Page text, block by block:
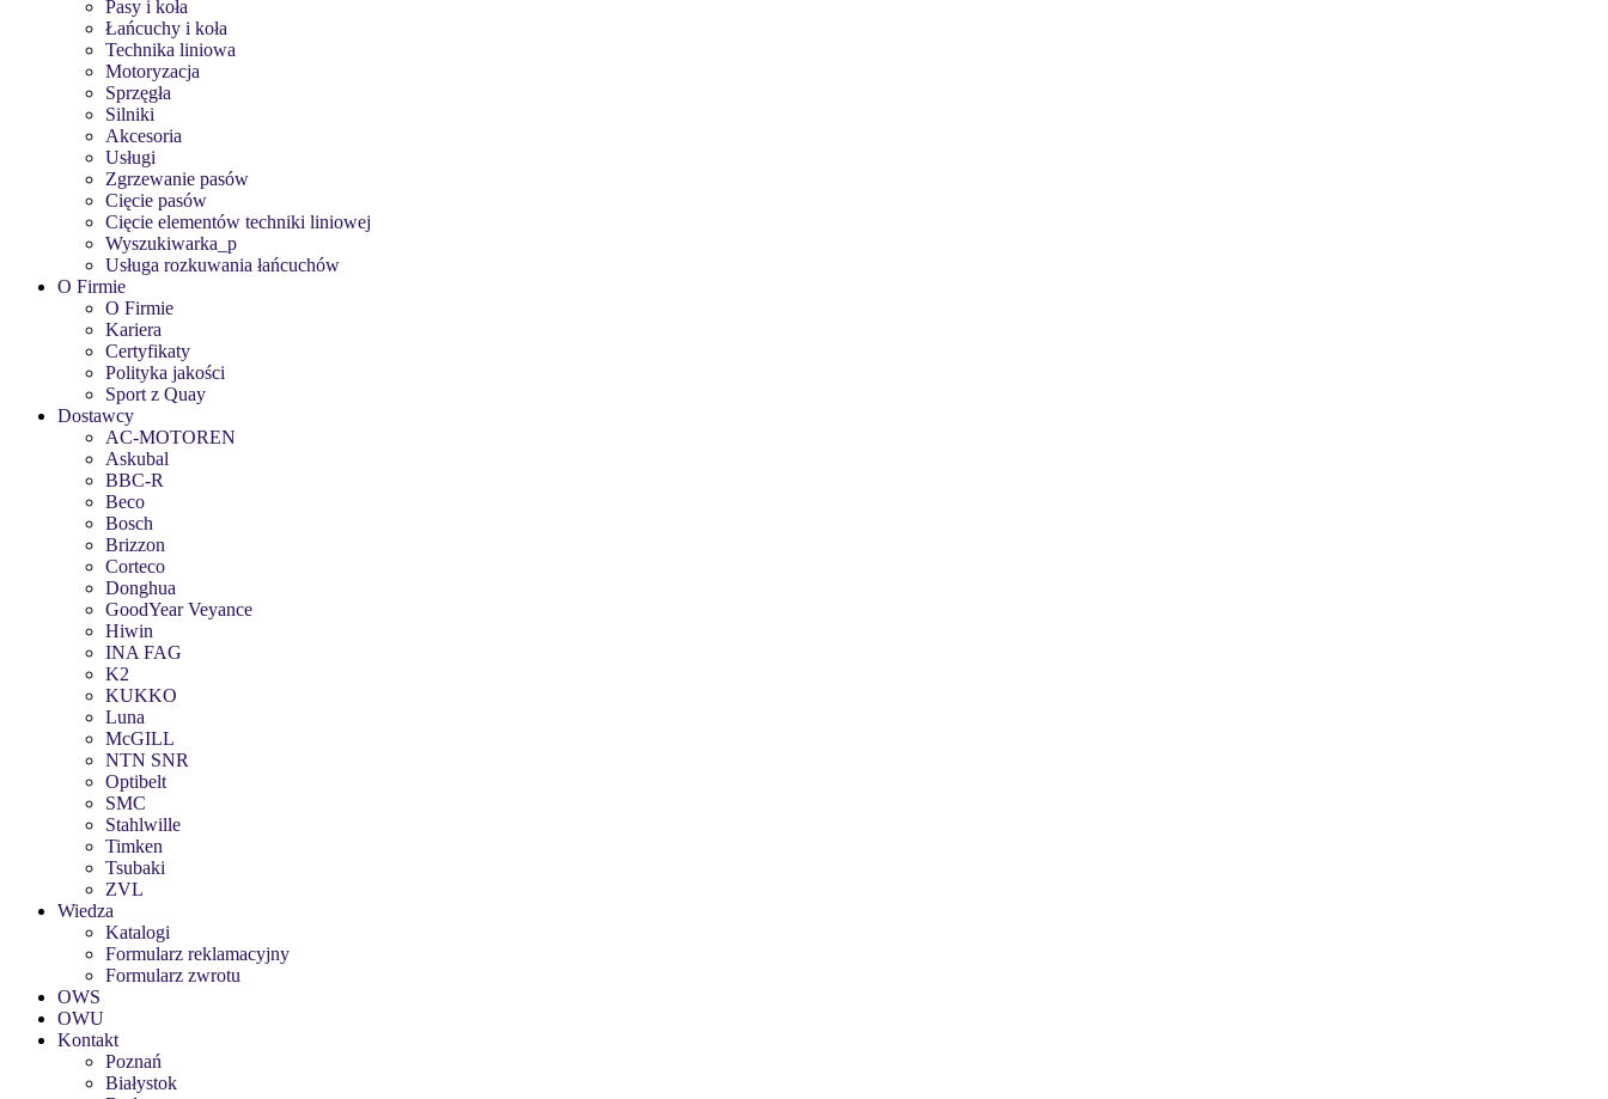
Pasy i koła
Łańcuchy i koła
Technika liniowa
Motoryzacja
Sprzęgła
Silniki
Akcesoria
Usługi
Zgrzewanie pasów
Cięcie pasów
Cięcie elementów techniki liniowej
Wyszukiwarka_p
Usługa rozkuwania łańcuchów
O Firmie
O Firmie
Kariera
Certyfikaty
Polityka jakości
Sport z Quay
Dostawcy
AC-MOTOREN
Askubal
BBC-R
Beco
Bosch
Brizzon
Corteco
Donghua
GoodYear Veyance
Hiwin
INA FAG
K2
KUKKO
Luna
McGILL
NTN SNR
Optibelt
SMC
Stahlwille
Timken
Tsubaki
ZVL
Wiedza
Katalogi
Formularz reklamacyjny
Formularz zwrotu
OWS
OWU
Kontakt
Poznań
Białystok